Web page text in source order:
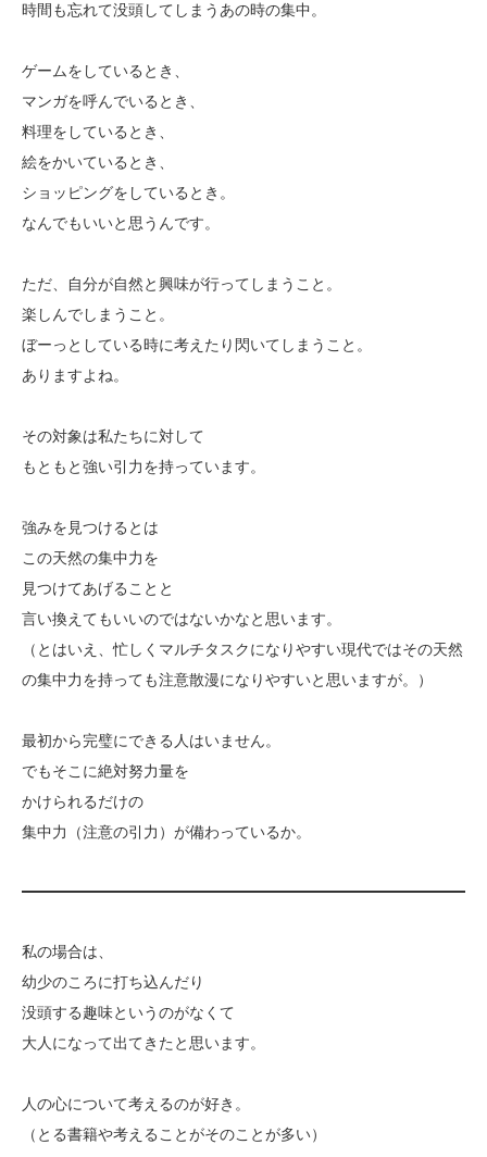
時間も忘れて没頭してしまうあの時の集中。
ゲームをしているとき、
マンガを呼んでいるとき、
料理をしているとき、
絵をかいているとき、
ショッピングをしているとき。
なんでもいいと思うんです。
ただ、自分が自然と興味が行ってしまうこと。
楽しんでしまうこと。
ぼーっとしている時に考えたり閃いてしまうこと。
ありますよね。
その対象は私たちに対して
もともと強い引力を持っています。
強みを見つけるとは
この天然の集中力を
見つけてあげることと
言い換えてもいいのではないかなと思います。
（とはいえ、忙しくマルチタスクになりやすい現代ではその天然
の集中力を持っても注意散漫になりやすいと思いますが。）
最初から完璧にできる人はいません。
でもそこに絶対努力量を
かけられるだけの
集中力（注意の引力）が備わっているか。
私の場合は、
幼少のころに打ち込んだり
没頭する趣味というのがなくて
大人になって出てきたと思います。
人の心について考えるのが好き。
（とる書籍や考えることがそのことが多い）